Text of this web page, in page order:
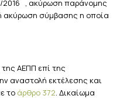
2016 , ακύρωση παράνομης
ακύρωση σύμβασης η οποία
ΑΕΠΠ επί της
αναστολή εκτέλεσης και
το άρθρο 372. Δικαίωμα